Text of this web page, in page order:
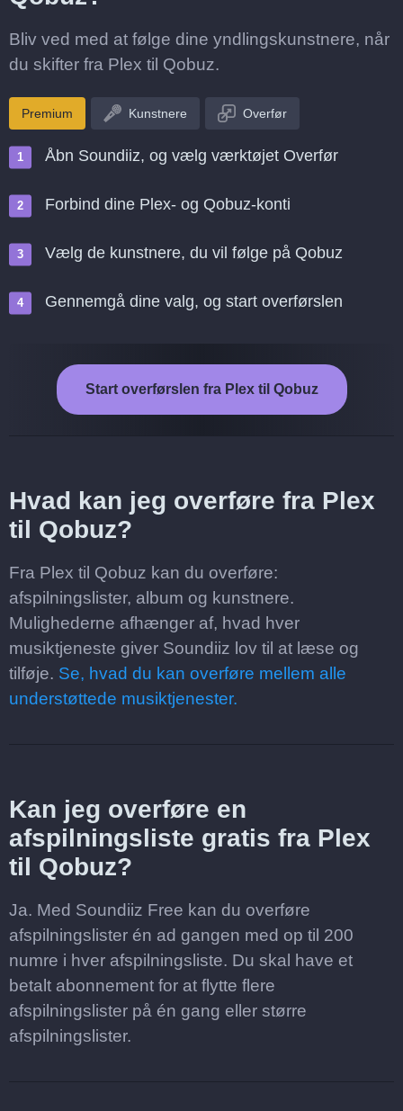
Bliv ved med at følge dine yndlingskunstnere, når
du skifter fra Plex til Qobuz.
Premium Kunstnere Overfør
Åbn Soundiiz, og vælg værktøjet Overfør
Forbind dine Plex- og Qobuz-konti
Vælg de kunstnere, du vil følge på Qobuz
Gennemgå dine valg, og start overførslen
Start overførslen fra Plex til Qobuz
Hvad kan jeg overføre fra Plex
til Qobuz?
Fra Plex til Qobuz kan du overføre:
afspilningslister, album og kunstnere.
Mulighederne afhænger af, hvad hver
musiktjeneste giver Soundiiz lov til at læse og
tilføje. Se, hvad du kan overføre mellem alle
understøttede musiktjenester.
Kan jeg overføre en
afspilningsliste gratis fra Plex
til Qobuz?
Ja. Med Soundiiz Free kan du overføre
afspilningslister én ad gangen med op til 200
numre i hver afspilningsliste. Du skal have et
betalt abonnement for at flytte flere
afspilningslister på én gang eller større
afspilningslister.